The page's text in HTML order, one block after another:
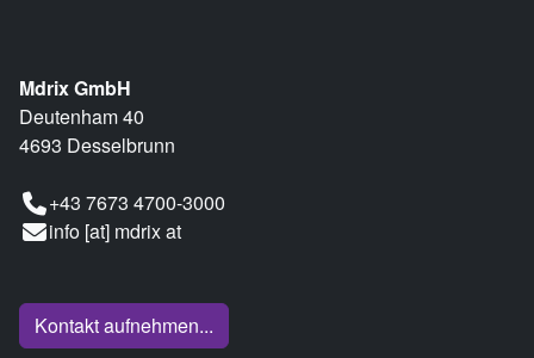
Mdrix GmbH
Deutenham 40
4693 Desselbrunn
+43 7673 4700-3000
info [at] mdrix at
Kontakt aufnehmen...